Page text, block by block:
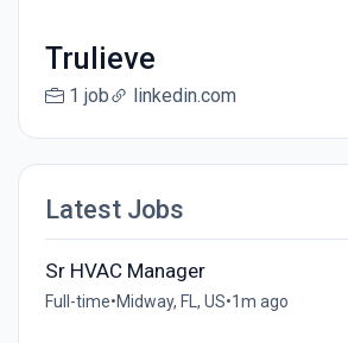
Trulieve
1 job linkedin.com
Latest Jobs
Sr HVAC Manager
Full-time•Midway, FL, US•1m ago